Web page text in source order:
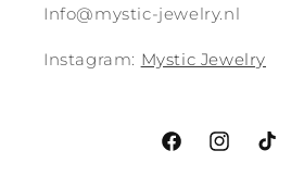
Info@mystic-jewelry.nl
Instagram: Mystic Jewelry
FacebookInstagram
TikTok